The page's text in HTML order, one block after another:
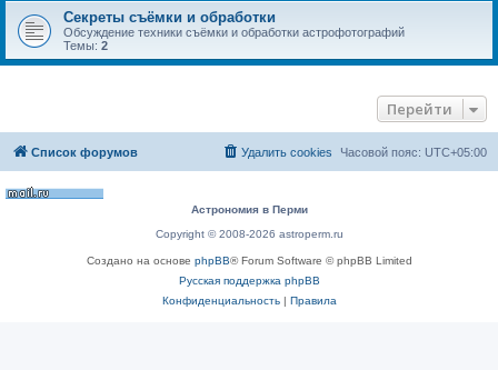
Секреты съёмки и обработки
Обсуждение техники съёмки и обработки астрофотографий
Темы: 2
Перейти
Список форумов Часовой пояс: UTC+05:00
Удалить cookies
Астрономия в Перми
Copyright © 2008-2026 astroperm.ru
Создано на основе phpBB® Forum Software © phpBB Limited
Русская поддержка phpBB
Конфиденциальность| Правила